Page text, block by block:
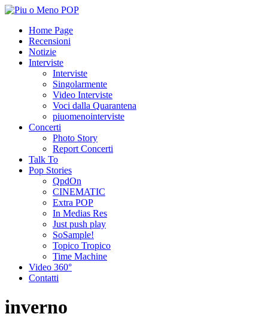
Home Page
Recensioni
Notizie
Interviste
Interviste
Singolarmente
Video Interviste
Voci dalla Quarantena
piuomenointerviste
Concerti
Photo Story
Report Concerti
Talk To
Pop Stories
QpdOn
CINEMATIC
Extra POP
In Medias Res
Just push play
SoSample!
Topico Tropico
Time Machine
Video 360°
Contatti
inverno